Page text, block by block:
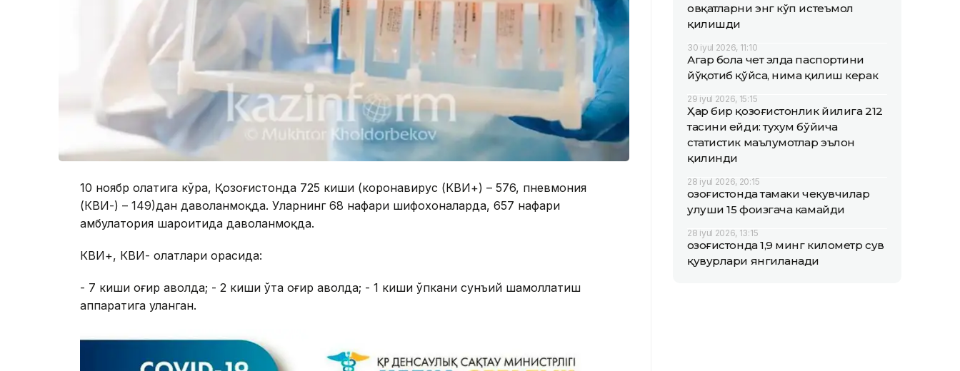
10 ноябр ҳолатига кўра, Қозоғистонда 725 киши (коронавирус (КВИ+) – 576, пневмония
(КВИ-) – 149)дан даволанмоқда. Уларнинг 68 нафари шифохоналарда, 657 нафари
амбулатория шароитида даволанмоқда.
КВИ+, КВИ- ҳолатлари орасида:
- 7 киши оғир аҳволда; - 2 киши ўта оғир аҳволда; - 1 киши ўпкани сунъий шамоллатиш
аппаратига уланган.
овқатларни энг кўп истеъмол
қилишди
30 iyul 2026, 11:10
Агар бола чет элда паспортини
йўқотиб қўйса, нима қилиш керак
29 iyul 2026, 15:15
Ҳар бир қозоғистонлик йилига 212
тасини ейди: тухум бўйича
статистик маълумотлар эълон
қилинди
28 iyul 2026, 20:15
Қозоғистонда тамаки чекувчилар
улуши 15 фоизгача камайди
28 iyul 2026, 13:15
Қозоғистонда 1,9 минг километр сув
қувурлари янгиланади